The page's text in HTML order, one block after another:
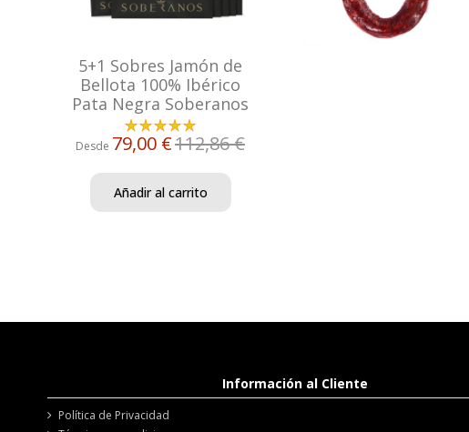
5+1 Sobres Jamón de
Bellota 100% Ibérico
Pata Negra Soberanos
Desde 79,00 €112,86 €
Añadir al carrito
Información al Cliente
Política de Privacidad